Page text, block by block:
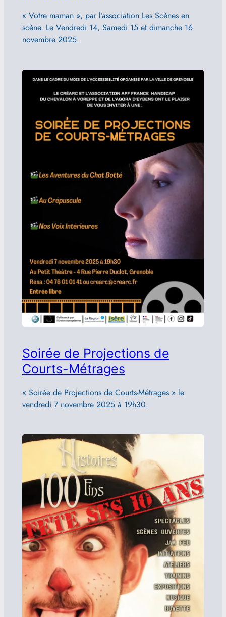
« Votre maman », par l’association Les Scènes en
scène. Le Vendredi 14, Samedi 15 et dimanche 16
novembre 2025.
Soirée de Projections de
Courts-Métrages
« Soirée de Projections de Courts-Métrages » le
vendredi 7 novembre 2025 à 19h30.